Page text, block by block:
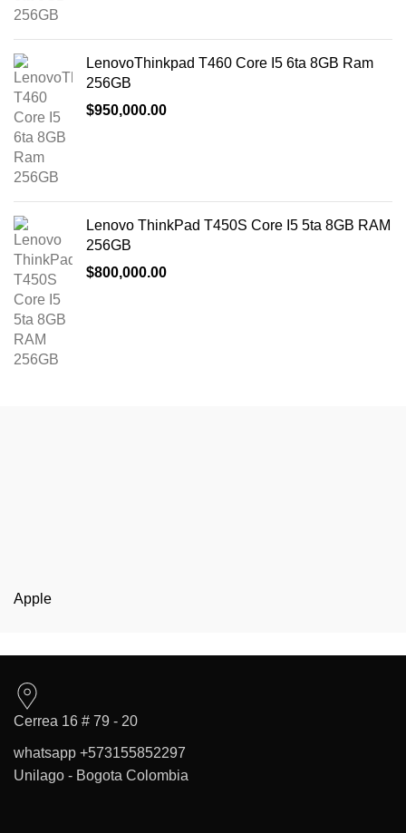
LenovoThinkpad T460 Core I5 6ta 8GB Ram
256GB
$950,000.00
Lenovo ThinkPad T450S Core I5 5ta 8GB RAM
256GB
$800,000.00
Apple
Cerrea 16 # 79 - 20
whatsapp +573155852297
Unilago - Bogota Colombia